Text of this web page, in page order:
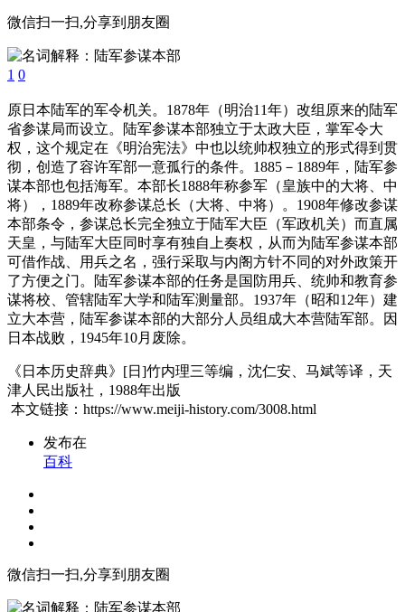
微信扫一扫,分享到朋友圈
1 0
原日本陆军的军令机关。1878年（明治11年）改组原来的陆军
省参谋局而设立。陆军参谋本部独立于太政大臣，掌军令大
权，这个规定在《明治宪法》中也以统帅权独立的形式得到贯
彻，创造了容许军部一意孤行的条件。1885－1889年，陆军参
谋本部也包括海军。本部长1888年称参军（皇族中的大将、中
将），1889年改称参谋总长（大将、中将）。1908年修改参谋
本部条令，参谋总长完全独立于陆军大臣（军政机关）而直属
天皇，与陆军大臣同时享有独自上奏权，从而为陆军参谋本部
可借作战、用兵之名，强行采取与内阁方针不同的对外政策开
了方便之门。陆军参谋本部的任务是国防用兵、统帅和教育参
谋将校、管辖陆军大学和陆军测量部。1937年（昭和12年）建
立大本营，陆军参谋本部的大部分人员组成大本营陆军部。因
日本战败，1945年10月废除。
《日本历史辞典》[日]竹内理三等编，沈仁安、马斌等译，天
津人民出版社，1988年出版
本文链接：https://www.meiji-history.com/3008.html
发布在
百科
微信扫一扫,分享到朋友圈